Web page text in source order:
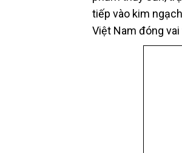
tiếp vào kim
Việt Nam đóng